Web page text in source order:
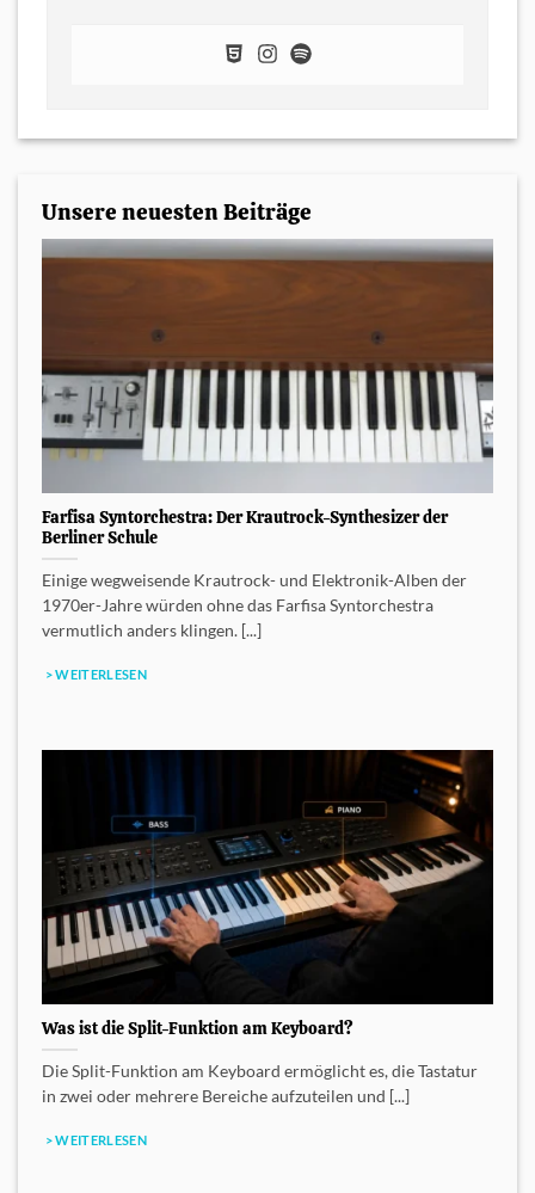
Unsere neuesten Beiträge
Farfisa Syntorchestra: Der Krautrock-Synthesizer der
Berliner Schule
Einige wegweisende Krautrock- und Elektronik-Alben der
1970er-Jahre würden ohne das Farfisa Syntorchestra
vermutlich anders klingen. [...]
> WEITERLESEN
Was ist die Split-Funktion am Keyboard?
Die Split-Funktion am Keyboard ermöglicht es, die Tastatur
in zwei oder mehrere Bereiche aufzuteilen und [...]
> WEITERLESEN